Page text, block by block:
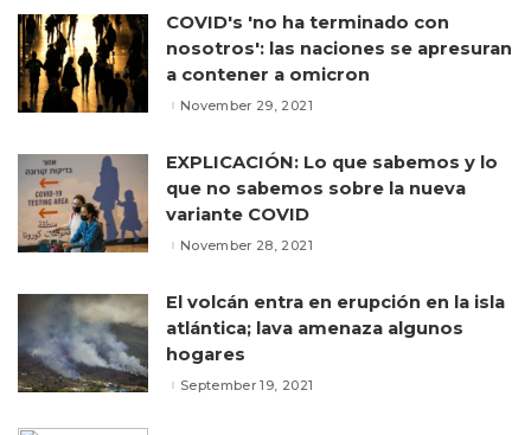
COVID's 'no ha terminado con
nosotros': las naciones se apresuran
a contener a omicron
November 29, 2021
EXPLICACIÓN: Lo que sabemos y lo
que no sabemos sobre la nueva
variante COVID
November 28, 2021
El volcán entra en erupción en la isla
atlántica; lava amenaza algunos
hogares
September 19, 2021